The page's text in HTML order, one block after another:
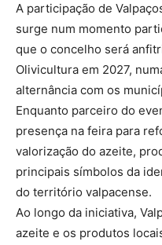
A participação de
surge num momento
que o concelho será
Olivicultura em 2027,
alternância com os
Enquanto parceiro do
presença na feira para
valorização do azeite,
principais símbolos da
do território valpacense.
Ao longo da iniciativa,
azeite e os produtos